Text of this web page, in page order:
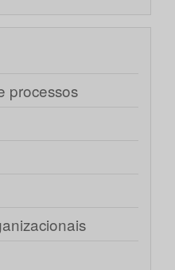
processos